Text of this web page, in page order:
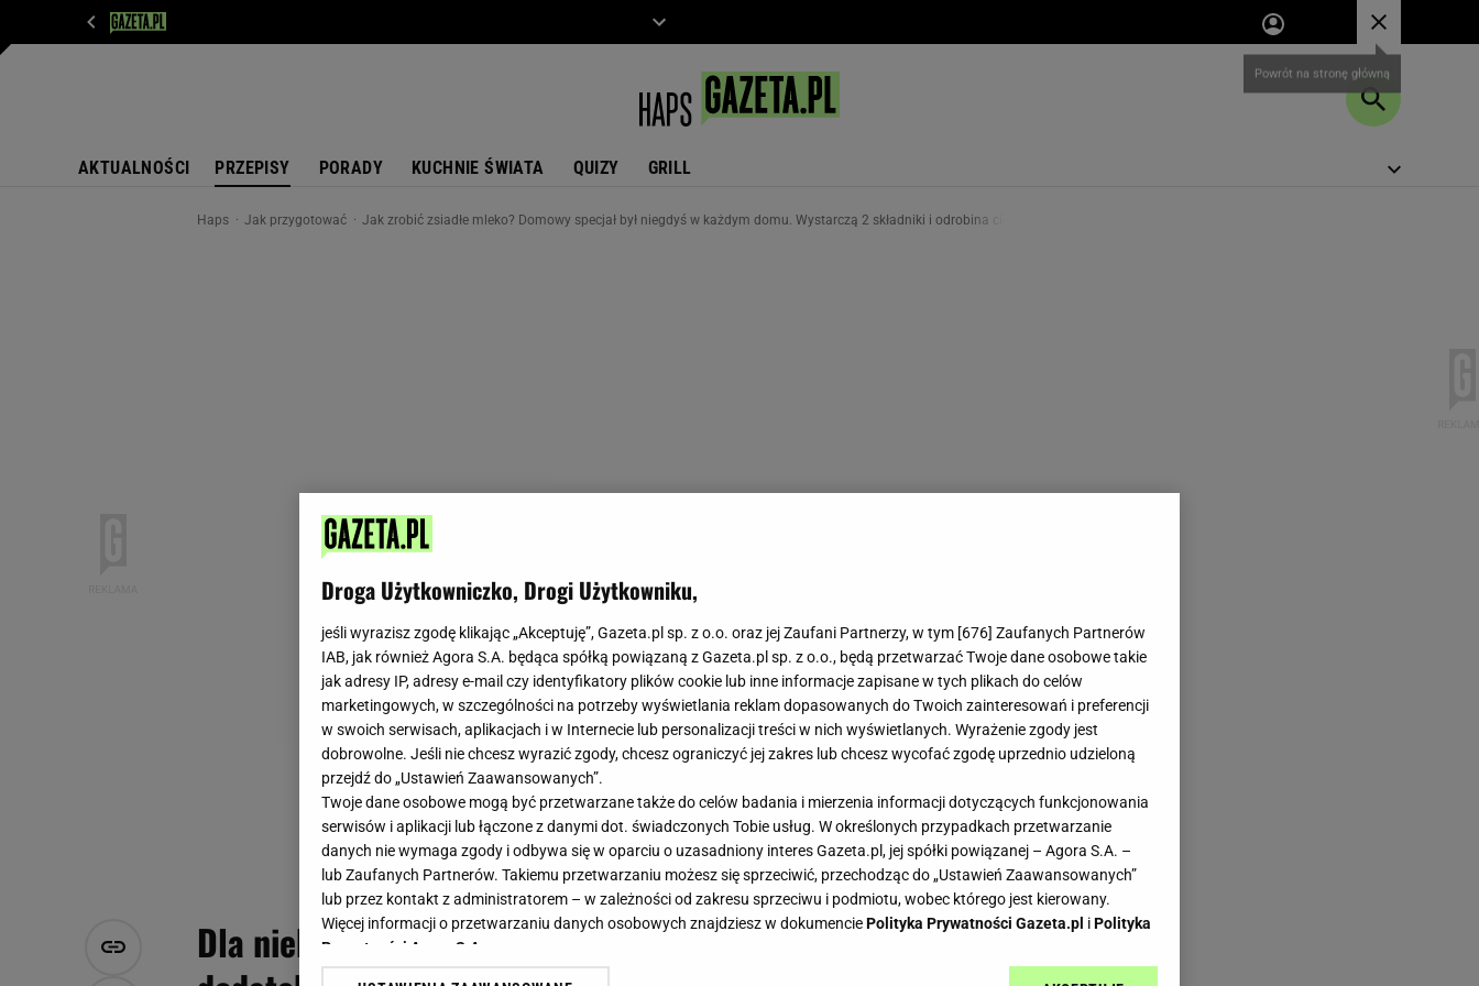
AKTUALNOŚCI PRZEPISY PORADY KUCHNIE ŚWIATA QUIZY GRILL
Haps Jak przygotować Jak zrobić zsiadłe mleko? Domowy specjał był niegdyś w każdym domu. Wystarczą 2 składniki i odrobina cierpliwości
Dla niektórych relikt przeszłości, dla mnie pyszny
Droga Użytkowniczko, Drogi Użytkowniku,
jeśli wyrazisz zgodę klikając „Akceptuję”, Gazeta.pl sp. z o.o. oraz jej Zaufani Partnerzy, w tym [676] Zaufanych Partnerów
IAB, jak również Agora S.A. będąca spółką powiązaną z Gazeta.pl sp. z o.o., będą przetwarzać Twoje dane osobowe takie
jak adresy IP, adresy e-mail czy identyfikatory plików cookie lub inne informacje zapisane w tych plikach do celów
marketingowych, w szczególności na potrzeby wyświetlania reklam dopasowanych do Twoich zainteresowań i preferencji
w swoich serwisach, aplikacjach i w Internecie lub personalizacji treści w nich wyświetlanych. Wyrażenie zgody jest
dobrowolne. Jeśli nie chcesz wyrazić zgody, chcesz ograniczyć jej zakres lub chcesz wycofać zgodę uprzednio udzieloną
przejdź do „Ustawień Zaawansowanych”.
Twoje dane osobowe mogą być przetwarzane także do celów badania i mierzenia informacji dotyczących funkcjonowania
serwisów i aplikacji lub łączone z danymi dot. świadczonych Tobie usług. W określonych przypadkach przetwarzanie
danych nie wymaga zgody i odbywa się w oparciu o uzasadniony interes Gazeta.pl, jej spółki powiązanej – Agora S.A. –
lub Zaufanych Partnerów. Takiemu przetwarzaniu możesz się sprzeciwić, przechodząc do „Ustawień Zaawansowanych”
lub przez kontakt z administratorem – w zależności od zakresu sprzeciwu i podmiotu, wobec którego jest kierowany.
Więcej informacji o przetwarzaniu danych osobowych znajdziesz w dokumenciePolityka Prywatności Gazeta.pl iPolityka
Prywatności Agora S.A.